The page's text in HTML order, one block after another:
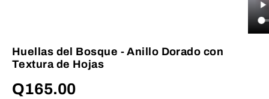
Huellas del Bosque - Anillo Dorado con
Textura de Hojas
P
Q165.00